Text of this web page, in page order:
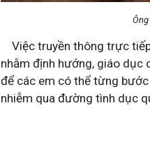
Việc truyền thông trực
nhằm định hướng, giáo dục
để các em có thể từng
nhiễm qua đường tình dục